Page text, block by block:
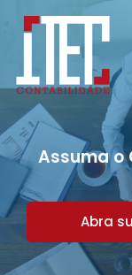
Assuma o
Abra